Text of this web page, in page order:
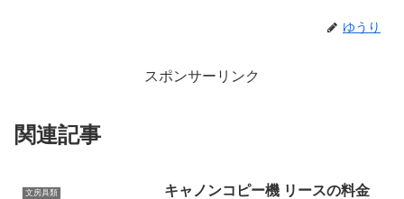
ゆうり
スポンサーリンク
関連記事
文房具類
キャノンコピー機 リースの料金